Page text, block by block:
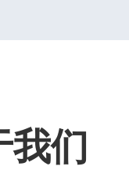
我们